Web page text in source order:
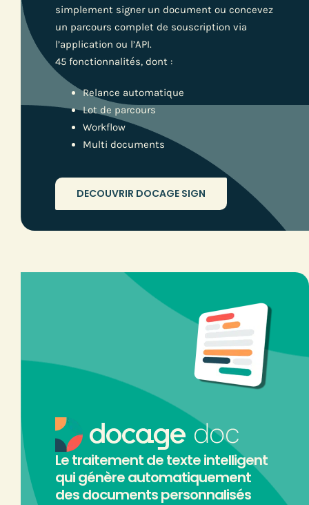
simplement signer un document ou concevez
un parcours complet de souscription via
l’application ou l’API.
45 fonctionnalités, dont :
Relance automatique
Lot de parcours
Workflow
Multi documents
DECOUVRIR DOCAGE SIGN
Le traitement de texte intelligent
qui génère automatiquement
des documents personnalisés